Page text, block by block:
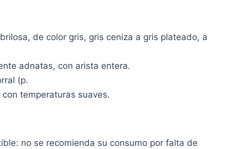
de color gris, gris ceniza a gris plateado, a
adnatas, con arista entera.
(p.
temperaturas suaves.
no se recomienda su consumo por falta de